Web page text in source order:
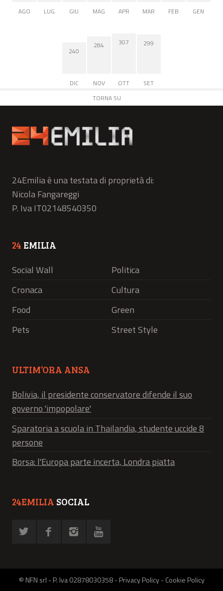
AGO
LUG GIU MAG APR MAR FEB GEN
240
DIC
284
NOV
307
OTT
299
SET
TORNA SU
24Emilia è una testata di proprietà di:
Nicola Fangareggi
P. Iva IT02148540350
24 EMILIA
Social Wall
Politica
Cronaca
Cultura
Food
Green
Pets
Street Style
ULTIM’ORA ANSA
Bolivia, il presidente conservatore difende il suo
governo 'impopolare'
Sparatoria a scuola in Thailandia, studente uccide 8
persone
Borsa: l'Europa parte incerta, Londra piatta
24EMILIA SOCIAL
© NFN srl - P. Iva 02878030358 -Privacy Policy-Cookie Policy